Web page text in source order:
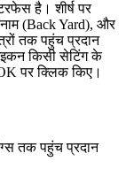
है। शीर्ष पर
(Back Yard), और
तक पहुंच प्रदान
किसी सेटिंग के
पर क्लिक किए।
तक पहुंच प्रदान